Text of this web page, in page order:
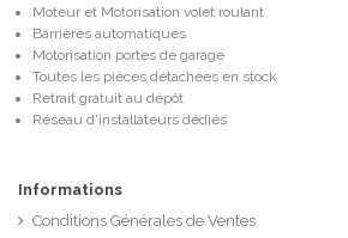
Moteur et Motorisation volet roulant
Barrières automatiques
Motorisation portes de garage
Toutes les pièces détachées en stock
Retrait gratuit au dépôt
Réseau d'installateurs dédiés
Informations
Conditions Générales de Ventes